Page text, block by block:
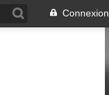
Connexion